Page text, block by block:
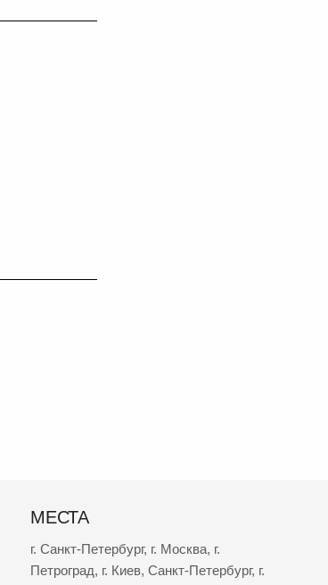
МЕСТА
г. Санкт-Петербург, г. Москва, г.
Петроград, г. Киев, Санкт-Петербург, г.